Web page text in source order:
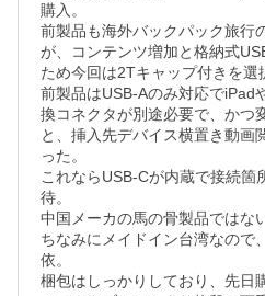
購入。
前製品も海外バックパック旅行
が、コンテンツ増加と格納式
ため今回は2Tキャップ付きを選
前製品はUSB-Aのみ対応で
換コネクタが別途必要で、かつ
と、挿入先デバイス横置き動画
った。
これならUSB-Cが内蔵で接続箇
待。
中国メーカの馬の骨製品ではな
ちなみにメイドイン台湾なので
依。
梱包はしっかりしており、先日